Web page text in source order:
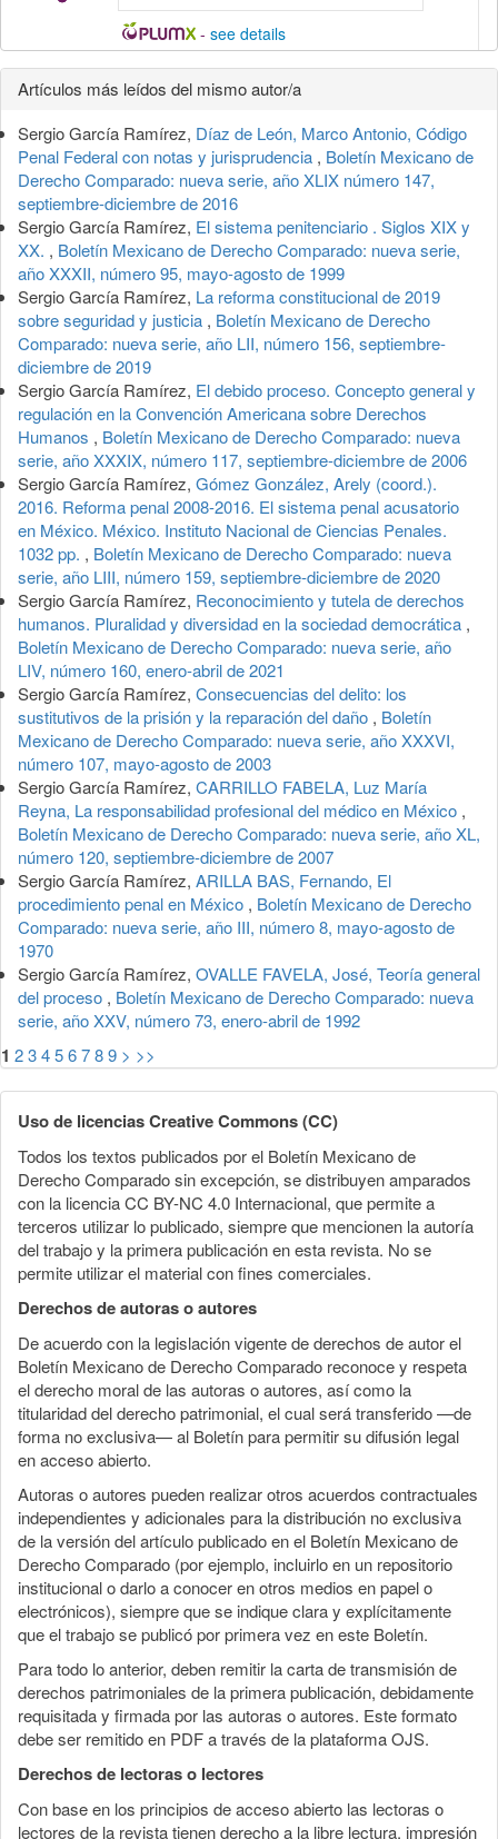
- see details
Detalles
del
artículo
Artículos más leídos del mismo autor/a
Sergio García Ramírez, Díaz de León, Marco Antonio, Código
Penal Federal con notas y jurisprudencia , Boletín Mexicano de
Derecho Comparado: nueva serie, año XLIX número 147,
septiembre-diciembre de 2016
Sergio García Ramírez, El sistema penitenciario . Siglos XIX y
XX. , Boletín Mexicano de Derecho Comparado: nueva serie,
año XXXII, número 95, mayo-agosto de 1999
Sergio García Ramírez, La reforma constitucional de 2019
sobre seguridad y justicia , Boletín Mexicano de Derecho
Comparado: nueva serie, año LII, número 156, septiembre-
diciembre de 2019
Sergio García Ramírez, El debido proceso. Concepto general y
regulación en la Convención Americana sobre Derechos
Humanos , Boletín Mexicano de Derecho Comparado: nueva
serie, año XXXIX, número 117, septiembre-diciembre de 2006
Sergio García Ramírez, Gómez González, Arely (coord.).
2016. Reforma penal 2008-2016. El sistema penal acusatorio
en México. México. Instituto Nacional de Ciencias Penales.
1032 pp. , Boletín Mexicano de Derecho Comparado: nueva
serie, año LIII, número 159, septiembre-diciembre de 2020
Sergio García Ramírez, Reconocimiento y tutela de derechos
humanos. Pluralidad y diversidad en la sociedad democrática ,
Boletín Mexicano de Derecho Comparado: nueva serie, año
LIV, número 160, enero-abril de 2021
Sergio García Ramírez, Consecuencias del delito: los
sustitutivos de la prisión y la reparación del daño , Boletín
Mexicano de Derecho Comparado: nueva serie, año XXXVI,
número 107, mayo-agosto de 2003
Sergio García Ramírez, CARRILLO FABELA, Luz María
Reyna, La responsabilidad profesional del médico en México ,
Boletín Mexicano de Derecho Comparado: nueva serie, año XL,
número 120, septiembre-diciembre de 2007
Sergio García Ramírez, ARILLA BAS, Fernando, El
procedimiento penal en México , Boletín Mexicano de Derecho
Comparado: nueva serie, año III, número 8, mayo-agosto de
1970
Sergio García Ramírez, OVALLE FAVELA, José, Teoría general
del proceso , Boletín Mexicano de Derecho Comparado: nueva
serie, año XXV, número 73, enero-abril de 1992
1 23456789 > >>
Uso de licencias Creative Commons (CC)
Todos los textos publicados por el Boletín Mexicano de
Derecho Comparado sin excepción, se distribuyen amparados
con la licencia CC BY-NC 4.0 Internacional, que permite a
terceros utilizar lo publicado, siempre que mencionen la autoría
del trabajo y la primera publicación en esta revista. No se
permite utilizar el material con fines comerciales.
Derechos de autoras o autores
De acuerdo con la legislación vigente de derechos de autor el
Boletín Mexicano de Derecho Comparado reconoce y respeta
el derecho moral de las autoras o autores, así como la
titularidad del derecho patrimonial, el cual será transferido —de
forma no exclusiva— al Boletín para permitir su difusión legal
en acceso abierto.
Autoras o autores pueden realizar otros acuerdos contractuales
independientes y adicionales para la distribución no exclusiva
de la versión del artículo publicado en el Boletín Mexicano de
Derecho Comparado (por ejemplo, incluirlo en un repositorio
institucional o darlo a conocer en otros medios en papel o
electrónicos), siempre que se indique clara y explícitamente
que el trabajo se publicó por primera vez en este Boletín.
Para todo lo anterior, deben remitir la carta de transmisión de
derechos patrimoniales de la primera publicación, debidamente
requisitada y firmada por las autoras o autores. Este formato
debe ser remitido en PDF a través de la plataforma OJS.
Derechos de lectoras o lectores
Con base en los principios de acceso abierto las lectoras o
lectores de la revista tienen derecho a la libre lectura, impresión